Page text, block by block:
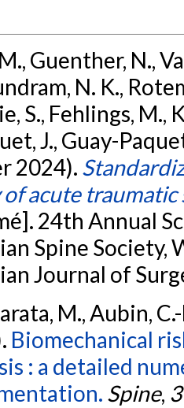
Guenther, N.,
N. K.,
S., Fehlings, M.,
J., Guay-
2024).
acute
24th Annual
Spine Society,
Journal of
M., Aubin,
Biomechanical
: a detailed
Spine,